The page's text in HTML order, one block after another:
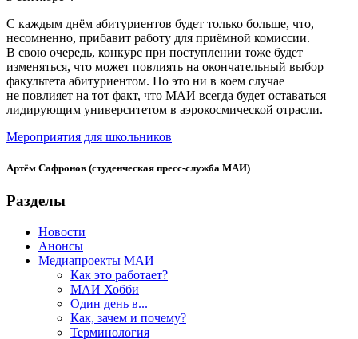
С каждым днём абитуриентов будет только больше, что,
несомненно, прибавит работу для приёмной комиссии.
В свою очередь, конкурс при поступлении тоже будет
изменяться, что может повлиять на окончательный выбор
факультета абитуриентом. Но это ни в коем случае
не повлияет на тот факт, что МАИ всегда будет оставаться
лидирующим университетом в аэрокосмической отрасли.
Мероприятия для школьников
Артём Сафронов (студенческая пресс-служба МАИ)
Разделы
Новости
Анонсы
Медиапроекты МАИ
Как это работает?
МАИ Хобби
Один день в...
Как, зачем и почему?
Терминология